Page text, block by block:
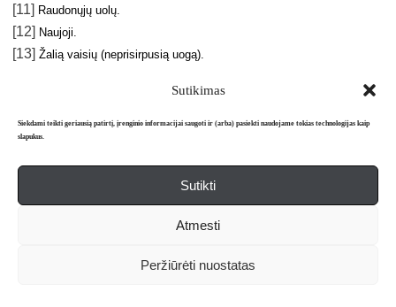
Sutikimas
Siekdami teikti geriausią patirtį, įrenginio informacijai saugoti ir (arba) pasiekti naudojame tokias technologijas kaip
slapukus.
Sutikti
Atmesti
Peržiūrėti nuostatas
[11] Raudonųjų uolų.
[12] Naujoji.
[13] Žalią vaisių (neprisirpusią uogą).
Redakcija